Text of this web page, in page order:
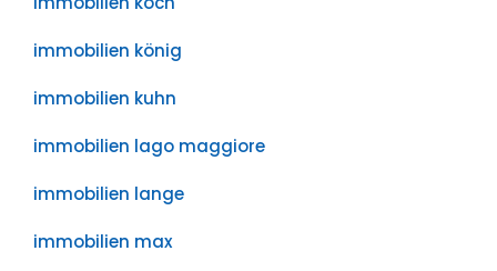
immobilien könig
immobilien kuhn
immobilien lago maggiore
immobilien lange
immobilien max